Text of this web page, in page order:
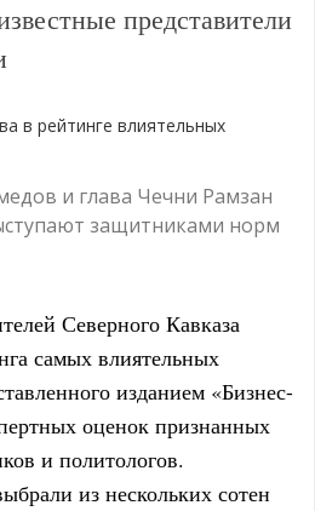
представители
и глава Чечни Рамзан
защитниками норм
Северного Кавказа
самых влиятельных
изданием «Бизнес-
оценок признанных
и политологов.
из нескольких сотен